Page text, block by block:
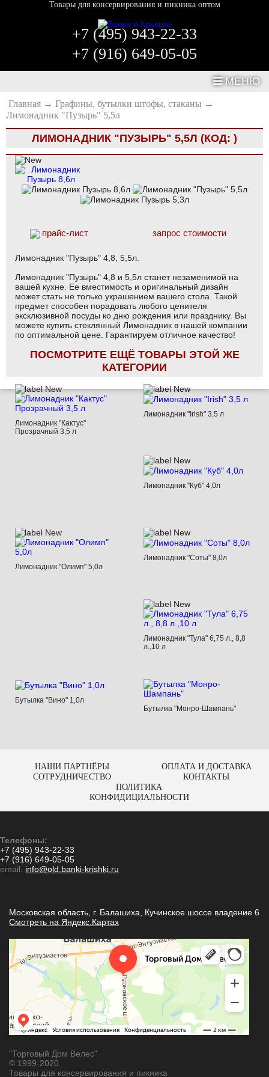
Товары для консервирования и пикника оптом
+7 (495) 943-22-33
+7 (916) 649-05-05
МЕНЮ
Главная → Графины, бутылки штофы, стаканы →
Лимонадник "Пузырь" 5,5л
ЛИМОНАДНИК "ПУЗЫРЬ" 5,5Л (КОД: )
прайс-лист запрос стоимости
Лимонадник "Пузырь" 4,8, 5,5л.
Лимонадник "Пузырь" 4,8 и 5,5л станет незаменимой на
вашей кухне. Ее вместимость и оригинальный дизайн
может стать не только украшением вашего стола. Такой
предмет способен порадовать любого ценителя
эксклюзивной посуды ко дню рождения или празднику. Вы
можете купить стеклянный Лимонадник в нашей компании
по оптимальной цене. Гарантируем отличное качество!
ПОСМОТРИТЕ ЕЩЁ ТОВАРЫ ЭТОЙ ЖЕ
КАТЕГОРИИ
Лимонадник "Кактус"
Прозрачный 3,5 л
Лимонадник "Irish" 3,5 л
Лимонадник "Куб" 4,0л
Лимонадник "Олимп" 5,0л
Лимонадник "Соты" 8,0л
Лимонадник "Тула" 6,75 л., 8,8
л.,10 л
Бутылка "Вино" 1,0л
Бутылка "Монро-Шампань"
НАШИ ПАРТНЁРЫ
ОПЛАТА И ДОСТАВКА
СОТРУДНИЧЕСТВО
КОНТАКТЫ
ПОЛИТИКА
КОНФИДИЦИАЛЬНОСТИ
Телефоны:
+7 (495) 943-22-33
+7 (916) 649-05-05
email: info@old.banki-krishki.ru
Московская область, г. Балашиха, Кучинское шоссе владение 6
Смотреть на Яндекс.Картах
"Торговый Дом Велес"
© 1999-2020
Товары для консервирования и пикника